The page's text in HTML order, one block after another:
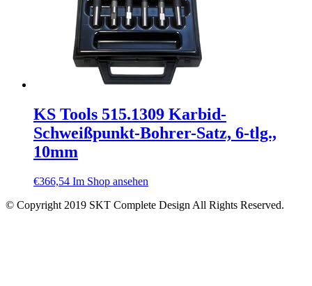
KS Tools 515.1309 Karbid-
Schweißpunkt-Bohrer-Satz, 6-tlg.,
10mm
€366,54 Im Shop ansehen
© Copyright 2019 SKT Complete Design All Rights Reserved.